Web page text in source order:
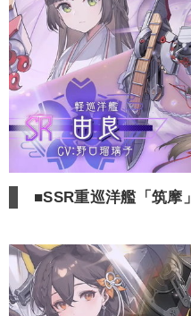
■SSR重巡洋艦「筑摩」